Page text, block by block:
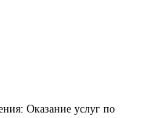
Оказание услуг по